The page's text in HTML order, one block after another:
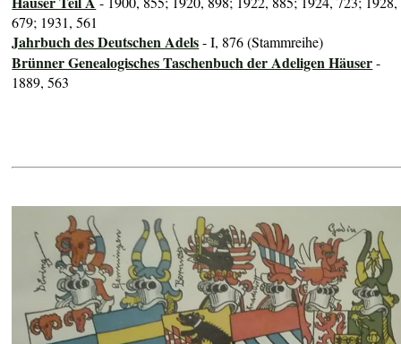
679; 1931, 561
Jahrbuch des Deutschen Adels- I, 876 (Stammreihe)
Brünner Genealogisches Taschenbuch der Adeligen Häuser-
1889, 563